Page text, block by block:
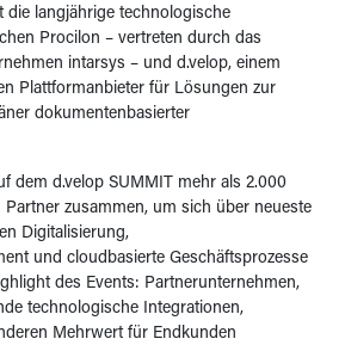
die langjährige technologische
Procilon – vertreten durch das
intarsys – und d.velop, einem
Plattformanbieter für Lösungen zur
dokumentenbasierter
dem d.velop SUMMIT mehr als 2.000
Partner zusammen, um sich über neueste
Digitalisierung,
und cloudbasierte Geschäftsprozesse
des Events: Partnerunternehmen,
technologische Integrationen,
Mehrwert für Endkunden